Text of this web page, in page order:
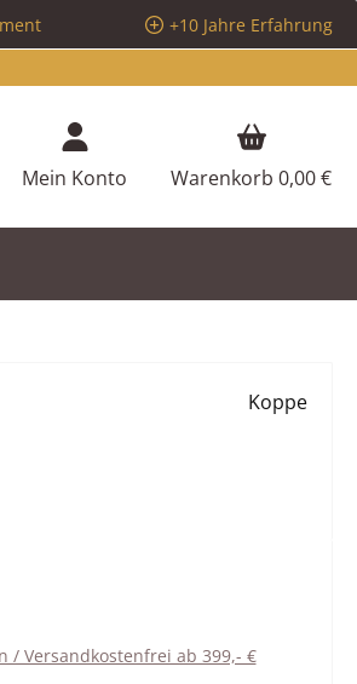
+10 Jahre Erfahrung
hast 0 Produkte auf dem Merkzettel
Mein Konto Warenkorb 0,00 €
Koppe
/ Versandkostenfrei ab 399,- €